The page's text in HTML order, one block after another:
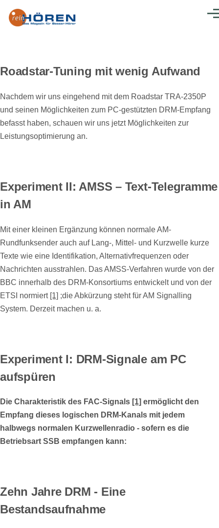
Roadstar-Tuning mit wenig Aufwand
Nachdem wir uns eingehend mit dem Roadstar TRA-2350P
und seinen Möglichkeiten zum PC-gestützten DRM-Empfang
befasst haben, schauen wir uns jetzt Möglichkeiten zur
Leistungsoptimierung an.
Experiment II: AMSS – Text-Telegramme
in AM
Mit einer kleinen Ergänzung können normale AM-
Rundfunksender auch auf Lang-, Mittel- und Kurzwelle kurze
Texte wie eine Identifikation, Alternativfrequenzen oder
Nachrichten ausstrahlen. Das AMSS-Verfahren wurde von der
BBC innerhalb des DRM-Konsortiums entwickelt und von der
ETSI normiert [1] ;die Abkürzung steht für AM Signalling
System. Derzeit machen u. a.
Experiment I: DRM-Signale am PC
aufspüren
Die Charakteristik des FAC-Signals [1] ermöglicht den
Empfang dieses logischen DRM-Kanals mit jedem
halbwegs normalen Kurzwellenradio - sofern es die
Betriebsart SSB empfangen kann:
Zehn Jahre DRM - Eine
Bestandsaufnahme